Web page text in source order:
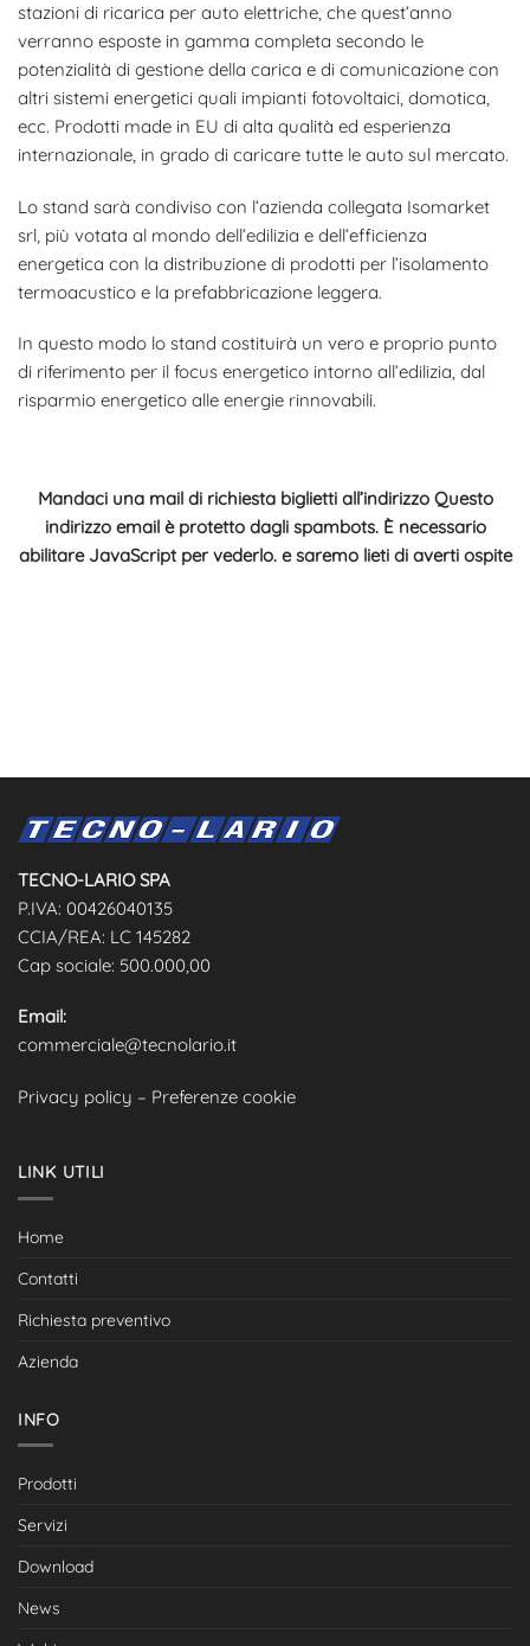
stazioni di ricarica per auto elettriche, che quest’anno
verranno esposte in gamma completa secondo le
potenzialità di gestione della carica e di comunicazione con
altri sistemi energetici quali impianti fotovoltaici, domotica,
ecc. Prodotti made in EU di alta qualità ed esperienza
internazionale, in grado di caricare tutte le auto sul mercato.
Lo stand sarà condiviso con l’azienda collegata Isomarket
srl, più votata al mondo dell’edilizia e dell’efficienza
energetica con la distribuzione di prodotti per l’isolamento
termoacustico e la prefabbricazione leggera.
In questo modo lo stand costituirà un vero e proprio punto
di riferimento per il focus energetico intorno all’edilizia, dal
risparmio energetico alle energie rinnovabili.
Mandaci una mail di richiesta biglietti all’indirizzo Questo
indirizzo email è protetto dagli spambots. È necessario
abilitare JavaScript per vederlo.e saremo lieti di averti ospite
TECNO-LARIO SPA
P.IVA: 00426040135
CCIA/REA: LC 145282
Cap sociale: 500.000,00
Email:
commerciale@tecnolario.it
Privacy policy – Preferenze cookie
LINK UTILI
Home
Contatti
Richiesta preventivo
Azienda
INFO
Prodotti
Servizi
Download
News